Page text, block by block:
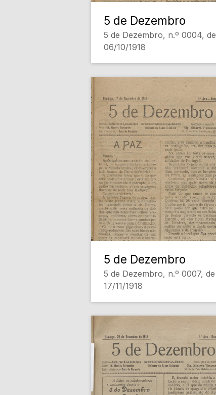
5 de Dezembro
5 de Dezembro, n.º 0004, de
06/10/1918
5 de Dezembro
5 de Dezembro, n.º 0007, de
17/11/1918